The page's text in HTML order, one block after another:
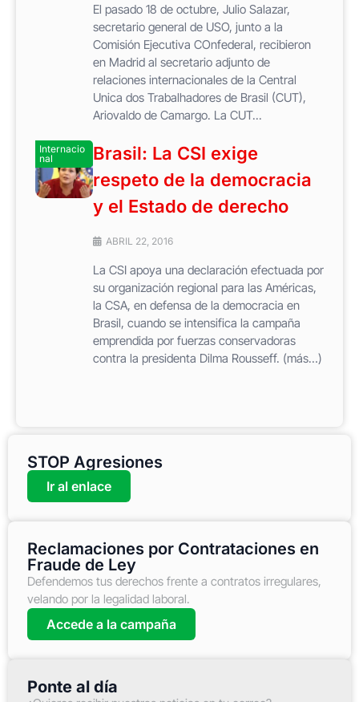
El pasado 18 de octubre, Julio Salazar,
secretario general de USO, junto a la
Comisión Ejecutiva COnfederal, recibieron
en Madrid al secretario adjunto de
relaciones internacionales de la Central
Unica dos Trabalhadores de Brasil (CUT),
Ariovaldo de Camargo. La CUT...
Internacio
nal
Brasil: La CSI exige
respeto de la democracia
y el Estado de derecho
ABRIL 22, 2016
La CSI apoya una declaración efectuada por
su organización regional para las Américas,
la CSA, en defensa de la democracia en
Brasil, cuando se intensifica la campaña
emprendida por fuerzas conservadoras
contra la presidenta Dilma Rousseff. (más…)
STOP Agresiones
Ir al enlace
Reclamaciones por Contrataciones en
Fraude de Ley
Defendemos tus derechos frente a contratos irregulares,
velando por la legalidad laboral.
Accede a la campaña
Ponte al día